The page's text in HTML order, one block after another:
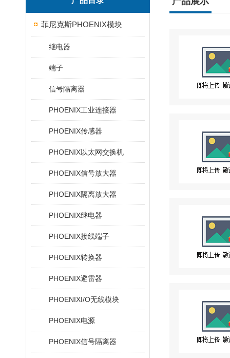
菲尼克斯PHOENIX模块
继电器
端子
信号隔离器
PHOENIX工业连接器
PHOENIX传感器
PHOENIX以太网交换机
PHOENIX信号放大器
PHOENIX隔离放大器
PHOENIX继电器
PHOENIX接线端子
PHOENIX转换器
PHOENIX避雷器
PHOENIXI/O无线模块
PHOENIX电源
PHOENIX信号隔离器